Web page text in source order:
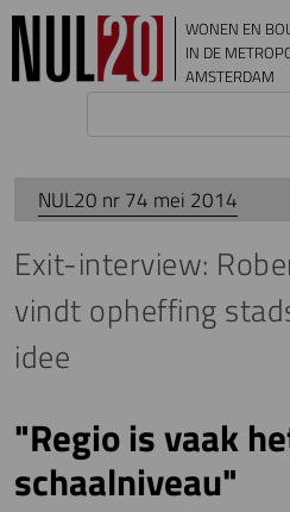
Overslaan en naar de inhoud gaan
WONEN EN
IN DE
AMSTERDAM
NUL20 nr 74 mei 2014
Exit-interview:
vindt opheffing
idee
"Regio is vaak
schaalniveau"